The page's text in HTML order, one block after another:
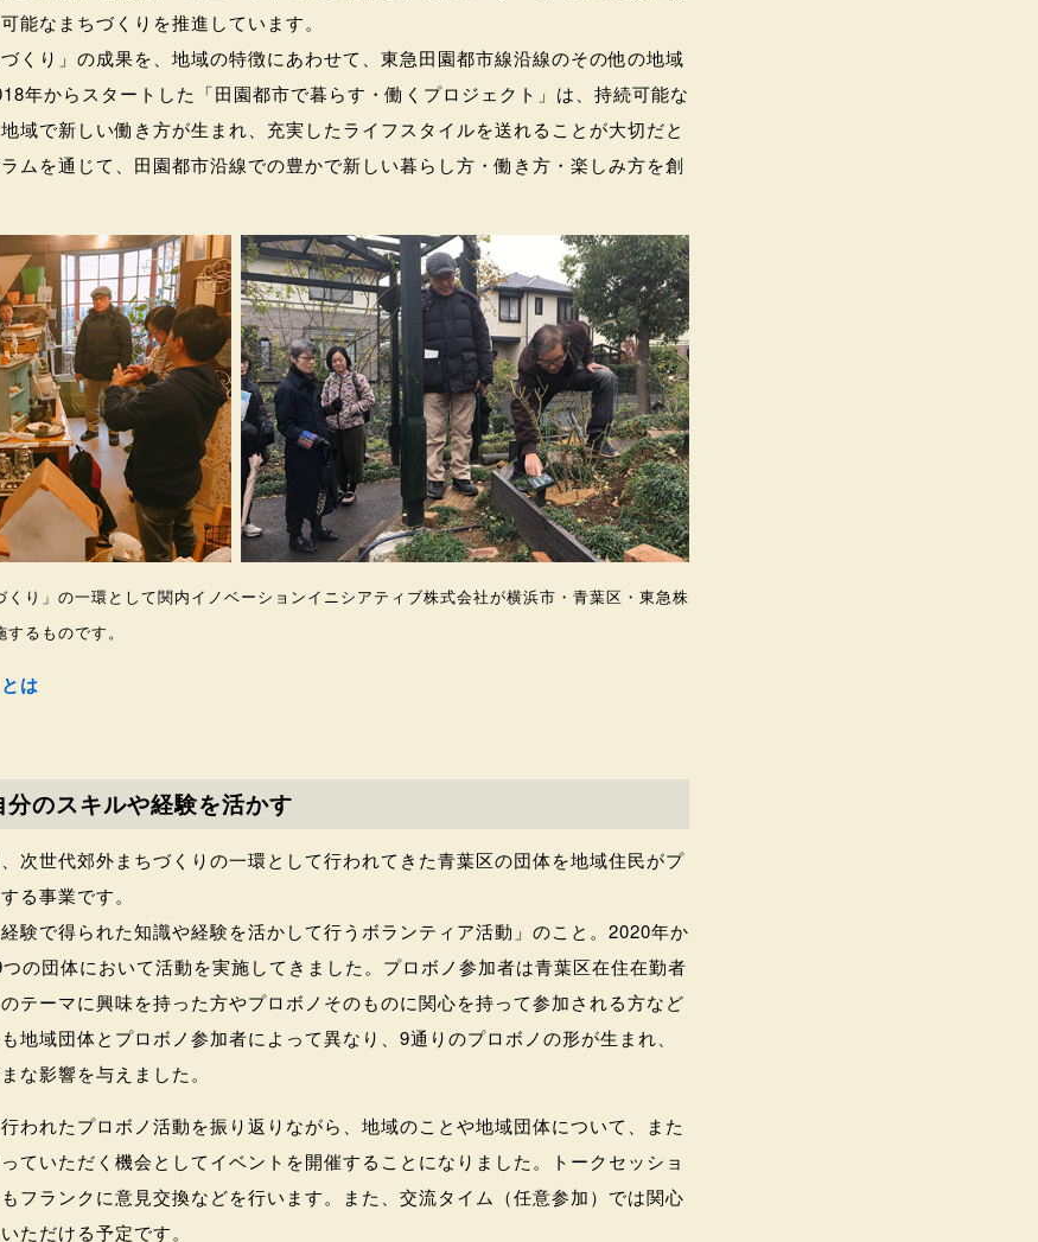
能なまちづくりを推進しています。
くり」の成果を、地域の特徴にあわせて、東急田園都市線沿線のその他の地域
年からスタートした「田園都市で暮らす・働くプロジェクト」は、持続可能な
域で新しい働き方が生まれ、充実したライフスタイルを送れることが大切だと
ムを通じて、田園都市沿線での豊かで新しい暮らし方・働き方・楽しみ方を創
り」の一環として関内イノベーションイニシアティブ株式会社が横浜市・青葉区・東急株
るものです。
は
のスキルや経験を活かす
、次世代郊外まちづくりの一環として行われてきた青葉区の団体を地域住民がプ
る事業です。
験で得られた知識や経験を活かして行うボランティア活動」のこと。2020年か
の団体において活動を実施してきました。プロボノ参加者は青葉区在住在勤者
テーマに興味を持った方やプロボノそのものに関心を持って参加される方など
地域団体とプロボノ参加者によって異なり、9通りのプロボノの形が生まれ、
な影響を与えました。
われたプロボノ活動を振り返りながら、地域のことや地域団体について、また
ていただく機会としてイベントを開催することになりました。トークセッショ
フランクに意見交換などを行います。また、交流タイム（任意参加）では関心
ただける予定です。